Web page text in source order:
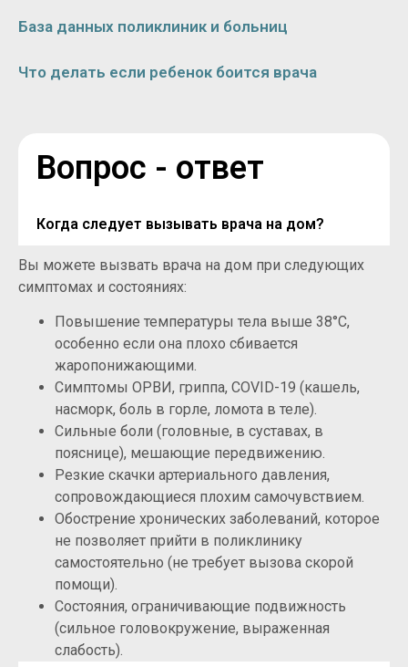
База данных поликлиник и больниц
Что делать если ребенок боится врача
Вопрос - ответ
Когда следует вызывать врача на дом?
Вы можете вызвать врача на дом при следующих
симптомах и состояниях:
Повышение температуры тела выше 38°C,
особенно если она плохо сбивается
жаропонижающими.
Симптомы ОРВИ, гриппа, COVID-19 (кашель,
насморк, боль в горле, ломота в теле).
Сильные боли (головные, в суставах, в
пояснице), мешающие передвижению.
Резкие скачки артериального давления,
сопровождающиеся плохим самочувствием.
Обострение хронических заболеваний, которое
не позволяет прийти в поликлинику
самостоятельно (не требует вызова скорой
помощи).
Состояния, ограничивающие подвижность
(сильное головокружение, выраженная
слабость).